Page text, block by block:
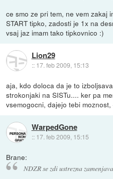
ce smo ze pri tem, ne vem zakaj
START tipko, zadosti je 1x na
vsaj jaz imam tako tipkovnico :)
Lion29
:: 17. feb 2009, 15:13
aja, kdo doloca da je to
strokonjaki na SISTu.... ker pa
vsemogocni, dajejo tebi
WarpedGone
:: 17. feb 2009, 15:15
Brane:
NDZR se zdi ustrezna